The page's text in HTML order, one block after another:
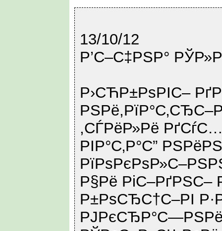
13/10/12
Р’С–С‡РЅР°
Р›СЋР±РѕРІС–
,СЃРёР»Рё
РІР°С‚Р°С”
Р§Рё РіС–РґРЅС–
Р±РѕСЂС†С–РІ